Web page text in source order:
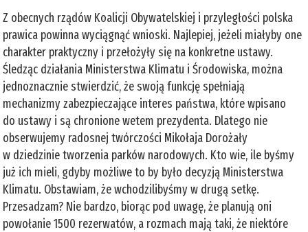
Z obecnych rządów Koalicji Obywatelskiej i przyległości polska
prawica powinna wyciągnąć wnioski. Najlepiej, jeżeli miałyby one
charakter praktyczny i przełożyły się na konkretne ustawy.
Śledząc działania Ministerstwa Klimatu i Środowiska, można
jednoznacznie stwierdzić, że swoją funkcję spełniają
mechanizmy zabezpieczające interes państwa, które wpisano
do ustawy i są chronione wetem prezydenta. Dlatego nie
obserwujemy radosnej twórczości Mikołaja Dorożały
w dziedzinie tworzenia parków narodowych. Kto wie, ile byśmy
już ich mieli, gdyby możliwe to by było decyzją Ministerstwa
Klimatu. Obstawiam, że wchodzilibyśmy w drugą setkę.
Przesadzam? Nie bardzo, biorąc pod uwagę, że planują oni
powołanie 1500 rezerwatów, a rozmach mają taki, że niektóre